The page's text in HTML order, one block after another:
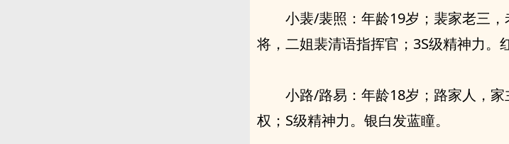
小裴/裴照：年龄19岁；裴家老三
将，二姐裴清语指挥官；3S级精神力。
小路/路易：年龄18岁；路家人，
权；S级精神力。银白发蓝瞳。